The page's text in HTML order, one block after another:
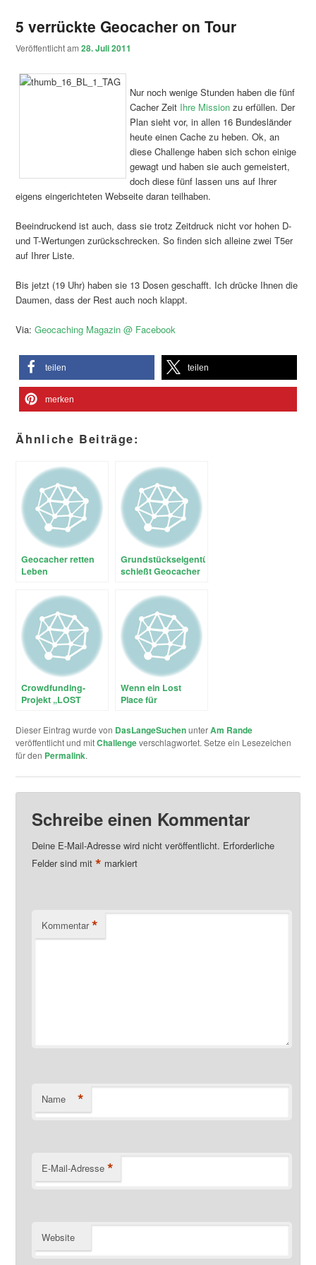
5 verrückte Geocacher on Tour
Veröffentlicht am28. Juli 2011
Nur noch wenige Stunden haben die fünf
Cacher Zeit Ihre Mission zu erfüllen. Der
Plan sieht vor, in allen 16 Bundesländer
heute einen Cache zu heben. Ok, an
diese Challenge haben sich schon einige
gewagt und haben sie auch gemeistert,
doch diese fünf lassen uns auf Ihrer
eigens eingerichteten Webseite daran teilhaben.
Beeindruckend ist auch, dass sie trotz Zeitdruck nicht vor hohen D-
und T-Wertungen zurückschrecken. So finden sich alleine zwei T5er
auf Ihrer Liste.
Bis jetzt (19 Uhr) haben sie 13 Dosen geschafft. Ich drücke Ihnen die
Daumen, dass der Rest auch noch klappt.
Via:Geocaching Magazin @ Facebook
teilen teilen
merken
Ähnliche Beiträge:
Geocacher retten
Leben
Grundstückseigentümer
schießt Geocacher
Crowdfunding-
Projekt „LOST
Berlin“
Wenn ein Lost
Place für
Dieser Eintrag wurde von DasLangeSuchenunterAm Rande
veröffentlicht und mitChallengeverschlagwortet. Setze ein Lesezeichen
für den Permalink.
Schreibe einen Kommentar
Deine E-Mail-Adresse wird nicht veröffentlicht. Erforderliche
Felder sind mit * markiert
Kommentar *
Name *
E-Mail-Adresse *
Website